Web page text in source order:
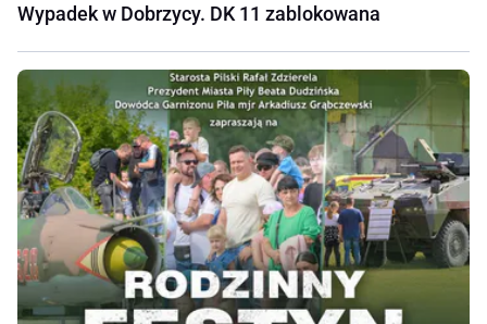
Wypadek w Dobrzycy. DK 11 zablokowana